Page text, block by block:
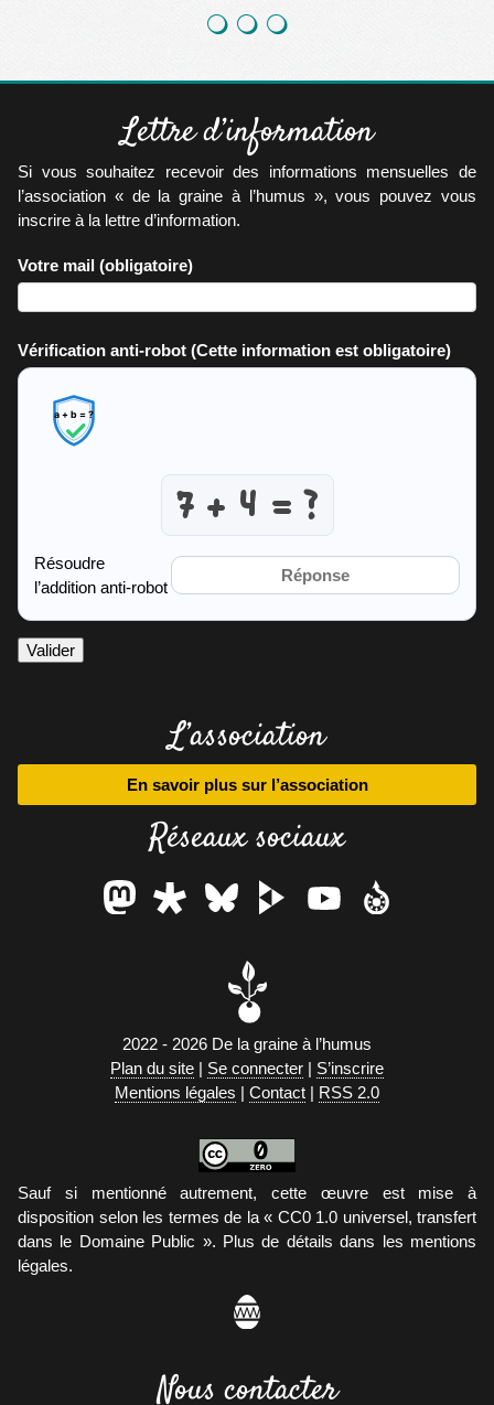
Lettre d’information
Si vous souhaitez recevoir des informations mensuelles de
l’association « de la graine à l’humus », vous pouvez vous
inscrire à la lettre d’information.
Votre mail (obligatoire)
Vérification anti-robot (Cette information est obligatoire)
Résoudre
l’addition anti-robot
Valider
L’association
En savoir plus sur l’association
Réseaux sociaux
2022 - 2026 De la graine à l’humus
Plan du site | Se connecter | S’inscrire
Mentions légales | Contact | RSS 2.0
Sauf si mentionné autrement, cette œuvre est mise à
disposition selon les termes de la « CC0 1.0 universel, transfert
dans le Domaine Public ». Plus de détails dans les mentions
légales.
Nous contacter